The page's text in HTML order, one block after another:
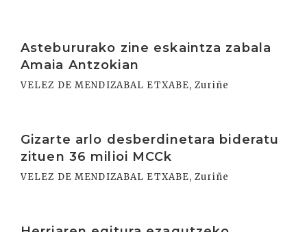
Astebururako zine eskaintza zabala
Amaia Antzokian
VELEZ DE MENDIZABAL ETXABE, Zuriñe
Gizarte arlo desberdinetara bideratu
zituen 36 milioi MCCk
VELEZ DE MENDIZABAL ETXABE, Zuriñe